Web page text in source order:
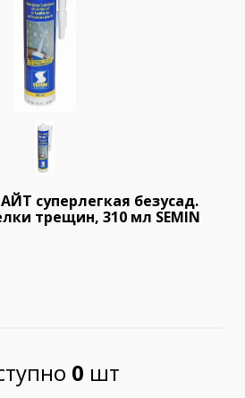
суперлегкая безусад.
трещин, 310 мл SEMIN
0 шт